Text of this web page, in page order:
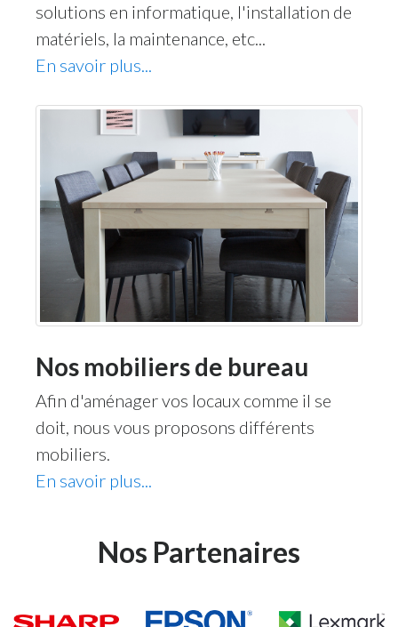
solutions en informatique, l'installation de
matériels, la maintenance, etc...
En savoir plus...
Nos mobiliers de bureau
Afin d'aménager vos locaux comme il se
doit, nous vous proposons différents
mobiliers.
En savoir plus...
Nos Partenaires